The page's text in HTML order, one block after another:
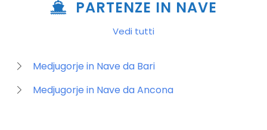
PARTENZE IN NAVE
Vedi tutti
Medjugorje in Nave da Bari
Medjugorje in Nave da Ancona